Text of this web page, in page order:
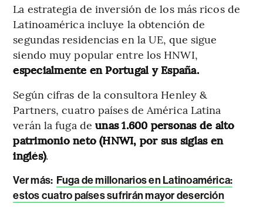
La estrategia de inversión de los más ricos de
Latinoamérica incluye la obtención de
segundas residencias en la UE, que sigue
siendo muy popular entre los HNWI,
especialmente en Portugal y España.
Según cifras de la consultora Henley &
Partners, cuatro países de América Latina
verán la fuga deunas 1.600 personas de alto
patrimonio neto (HNWI, por sus siglas en
inglés).
Ver más: Fuga de millonarios en Latinoamérica:
estos cuatro países sufrirán mayor deserción